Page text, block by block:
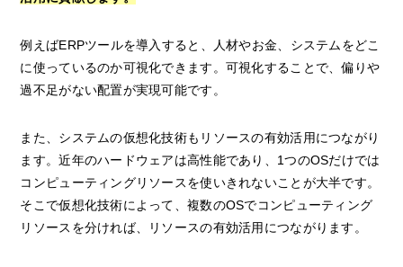
例えばERPツールを導入すると、人材やお金、システムをどこ
に使っているのか可視化できます。可視化することで、偏りや
過不足がない配置が実現可能です。
また、システムの仮想化技術もリソースの有効活用につながり
ます。近年のハードウェアは高性能であり、1つのOSだけでは
コンピューティングリソースを使いきれないことが大半です。
そこで仮想化技術によって、複数のOSでコンピューティング
リソースを分ければ、リソースの有効活用につながります。